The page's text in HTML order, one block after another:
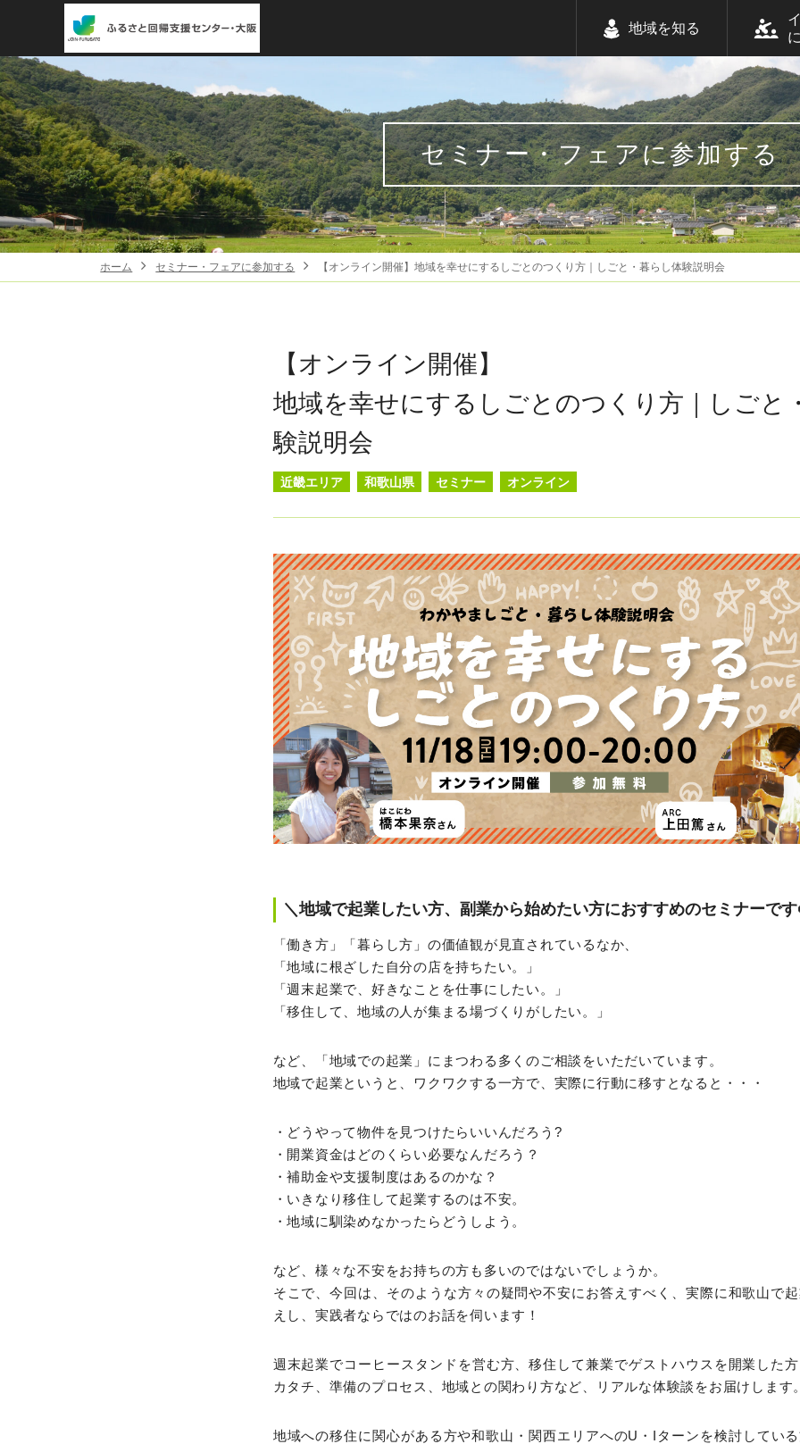
地域を知る
セミナー・フェアに参加する
ホーム セミナー・フェアに参加する 【オンライン開催】地域を幸せにするしごとのつくり方｜しごと・暮らし体験説明会
【オンライン開催】
地域を幸せにするしごとのつくり方｜しごと
験説明会
近畿エリア 和歌山県 セミナー オンライン
＼地域で起業したい方、副業から始めたい方におすすめのセミナーで
「働き方」「暮らし方」の価値観が見直されているなか、
「地域に根ざした自分の店を持ちたい。」
「週末起業で、好きなことを仕事にしたい。」
「移住して、地域の人が集まる場づくりがしたい。」
など、「地域での起業」にまつわる多くのご相談をいただいています。
地域で起業というと、ワクワクする一方で、実際に行動に移すとなると・・・
・どうやって物件を見つけたらいいんだろう?
・開業資金はどのくらい必要なんだろう？
・補助金や支援制度はあるのかな？
・いきなり移住して起業するのは不安。
・地域に馴染めなかったらどうしよう。
など、様々な不安をお持ちの方も多いのではないでしょうか。
そこで、今回は、そのような方々の疑問や不安にお答えすべく、実際に和歌山で
えし、実践者ならではのお話を伺います！
週末起業でコーヒースタンドを営む方、移住して兼業でゲストハウスを開業した
カタチ、準備のプロセス、地域との関わり方など、リアルな体験談をお届けします
地域への移住に関心がある方や和歌山・関西エリアへのU・Iターンを検討してい